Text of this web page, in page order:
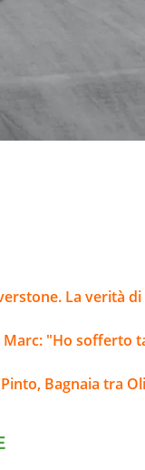
La verità di
"Ho sofferto
Bagnaia tra